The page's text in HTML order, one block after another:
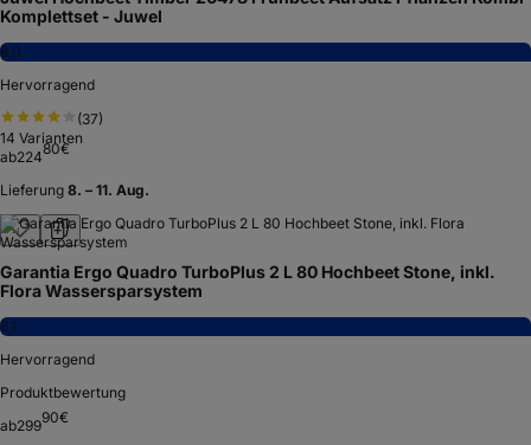
Komplettset - Juwel
8,0
Hervorragend
(37)
14 Varianten
ab22480€
Lieferung 8. – 11. Aug.
Garantia Ergo Quadro TurboPlus 2 L 80 Hochbeet Stone, inkl.
Flora Wassersparsystem
8,1
Hervorragend
Produktbewertung
ab29990€